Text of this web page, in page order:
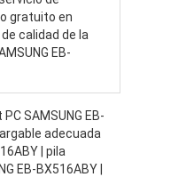
gratuito en
calidad de la
EB-
SAMSUNG EB-
adecuada
| pila
EB-BX516ABY |